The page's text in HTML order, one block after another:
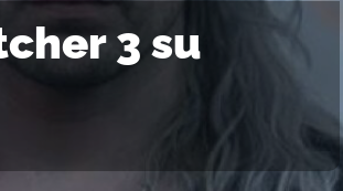
LA PROMESSA
SEGRETI DI FAMIGLIA
3 su